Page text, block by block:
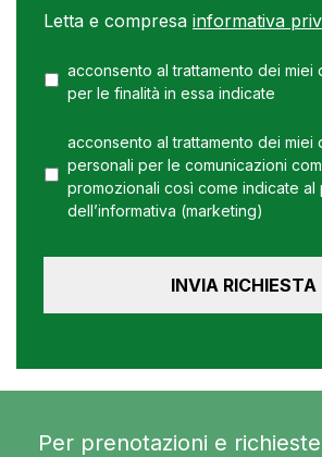
Letta e compresa informativa
acconsento al trattamento dei miei
per le finalità in essa indicate
acconsento al trattamento dei miei
personali per le comunicazioni
promozionali così come indicate al
dell’informativa (marketing)
Per prenotazioni e